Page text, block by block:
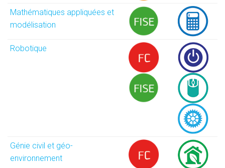
Mathématiques appliquées et
modélisation
Robotique
Génie civil et géo-
environnement